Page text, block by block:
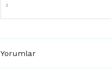
Yorumlar